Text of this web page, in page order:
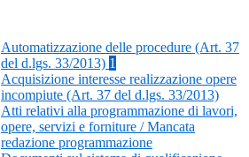
Automatizzazione delle procedure (Art. 37
del d.lgs. 33/2013) 1
Acquisizione interesse realizzazione opere
incompiute (Art. 37 del d.lgs. 33/2013)
Atti relativi alla programmazione di lavori,
opere, servizi e forniture / Mancata
redazione programmazione